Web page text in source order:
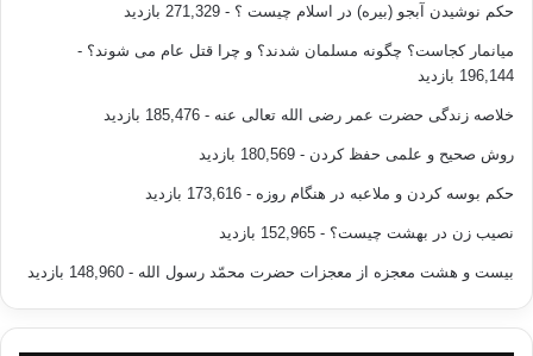
حکم نوشیدن آبجو (بیره) در اسلام چیست ؟ - 271,329 بازدید
میانمار کجاست؟ چگونه مسلمان شدند؟ و چرا قتل عام می شوند؟ -
196,144 بازدید
خلاصه زندگی حضرت عمر رضی الله تعالی عنه - 185,476 بازدید
روش صحیح و علمی حفظ کردن - 180,569 بازدید
حکم بوسه کردن و ملاعبه در هنگام روزه - 173,616 بازدید
نصیب زن در بهشت چیست؟ - 152,965 بازدید
بیست و هشت معجزه از معجزات حضرت محمّد رسول الله - 148,960 بازدید